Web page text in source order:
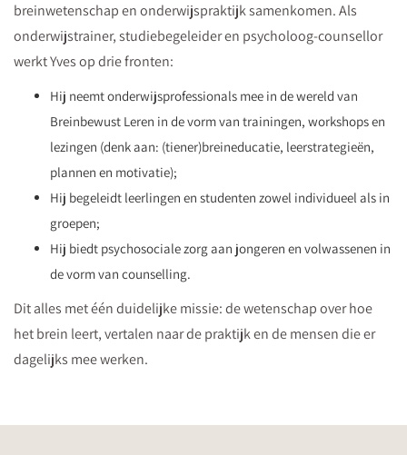
breinwetenschap en onderwijspraktijk samenkomen. Als
onderwijstrainer, studiebegeleider en psycholoog-counsellor
werkt Yves op drie fronten:
Hij neemt onderwijsprofessionals mee in de wereld van
Breinbewust Leren in de vorm van trainingen, workshops en
lezingen (denk aan: (tiener)breineducatie, leerstrategieën,
plannen en motivatie);
Hij begeleidt leerlingen en studenten zowel individueel als in
groepen;
Hij biedt psychosociale zorg aan jongeren en volwassenen in
de vorm van counselling.
Dit alles met één duidelijke missie: de wetenschap over hoe
het brein leert, vertalen naar de praktijk en de mensen die er
dagelijks mee werken.